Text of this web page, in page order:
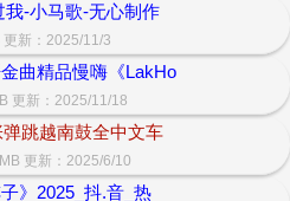
-小马歌-无心制作
新：2025/11/3
曲精品慢嗨《LakHo
更新：2025/11/18
跳越南鼓全中文车
更新：2025/6/10
》2025_抖.音_热